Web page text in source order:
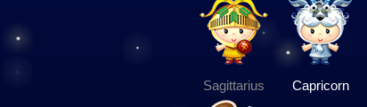
Sagittarius Capricorn